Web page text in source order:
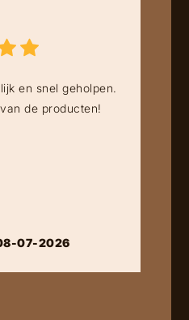
en snel geholpen.
de producten!
07-2026